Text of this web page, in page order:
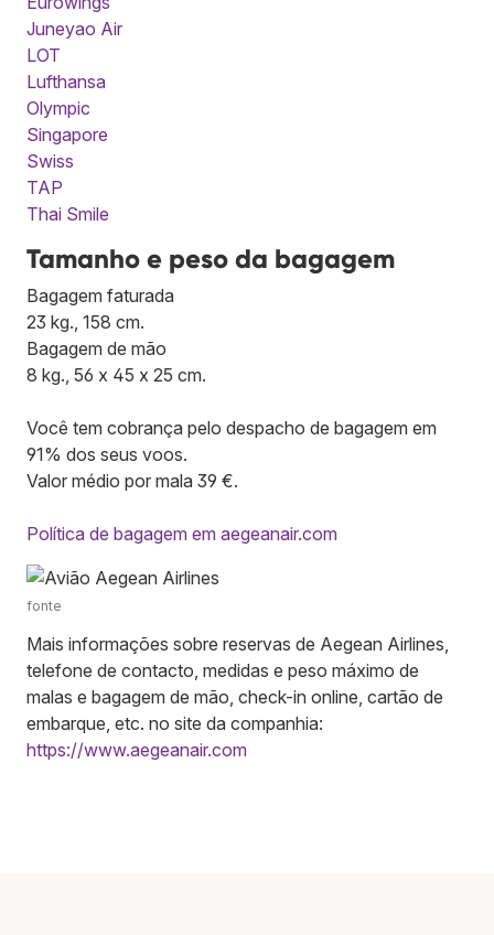
Juneyao Air
LOT
Lufthansa
Olympic
Singapore
Swiss
TAP
Thai Smile
Tamanho e peso da bagagem
Bagagem faturada
23 kg., 158 cm.
Bagagem de mão
8 kg., 56 x 45 x 25 cm.
Você tem cobrança pelo despacho de bagagem em
91% dos seus voos.
Valor médio por mala 39 €.
Política de bagagem em aegeanair.com
fonte
Mais informações sobre reservas de Aegean Airlines,
telefone de contacto, medidas e peso máximo de
malas e bagagem de mão, check-in online, cartão de
embarque, etc. no site da companhia:
https://www.aegeanair.com